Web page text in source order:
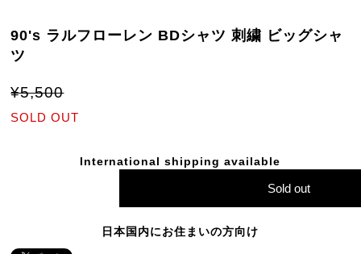
90's ラルフローレン BDシャツ 刺繍 ビッグシャ
ツ
¥5,500
SOLD OUT
International shipping available
Sold out
日本国内にお住まいの方向け